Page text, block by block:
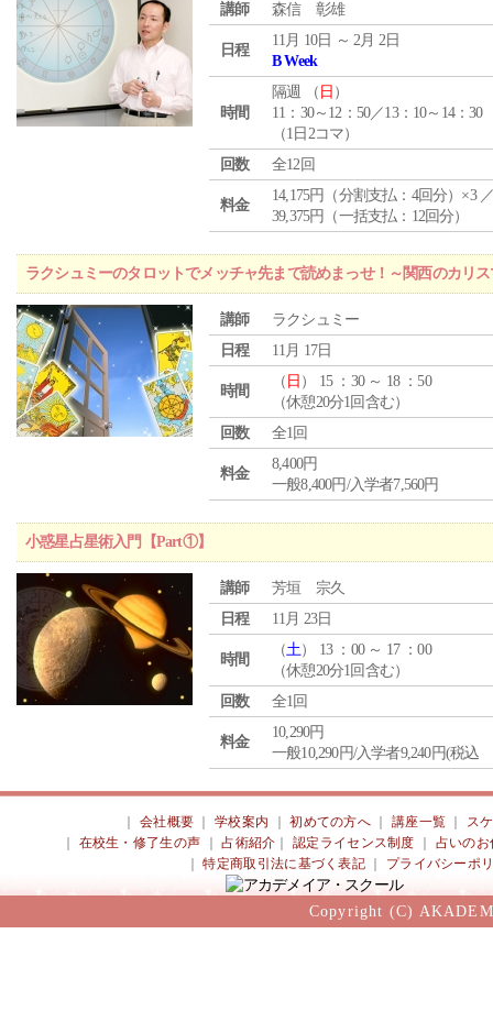
講師 森信 彰雄
日程
11月 10日 ～ 2月 2日
B Week
時間
隔週 （ 日 ）
11：30～12：50／13：10～14：30
（1日2コマ）
回数
全12回
料金
14,175円（分割支払：4回分）×3
39,375円（一括支払：12回分）
ラクシュミーのタロットでメッチャ先まで読めまっせ！～関西のカリ
講師
ラクシュミー
日程
11月 17日
時間
（ 日 ） 15 ：30 ～ 18 ：50
（休憩20分1回含む）
回数
全1回
料金
8,400円
一般8,400円/入学者7,560円
小惑星占星術入門【Part①】
講師
芳垣 宗久
日程
11月 23日
時間
（土） 13 ：00 ～ 17 ：00
（休憩20分1回含む）
回数
全1回
料金
10,290円
一般10,290円/入学者9,240円(税込
会社概要 ｜学校案内 ｜初めての方へ 講座一覧
ス
在校生・修了生の声 ｜占術紹介 ｜認定ライセンス制度
占いのお
｜特定商取引法に基づく表記 プライバシーポ
Copyright (C)